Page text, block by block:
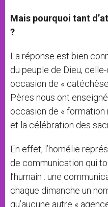
Mais pourquoi tant
?
La réponse est bien
du peuple de Dieu,
occasion de «
Pères nous ont
occasion de « formation
et la célébration des
En effet, l’homélie
de communication qui
l’humain : une
chaque dimanche un
qu’aucune autre «